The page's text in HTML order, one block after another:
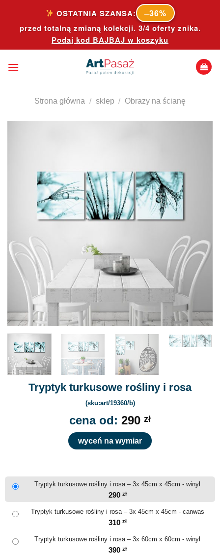
content
OSTATNIA SZANSA: –36%
przed totalną zmianą kolekcji. 3/4 oferty znika.
Podaj kod BAJBAJ w koszyku
Strona główna / sklep / Obrazy na ścianę
Tryptyk turkusowe rośliny i rosa
(sku:art/19360/b)
cena od: 290 zł
wyceń na wymiar
Tryptyk turkusowe rośliny i rosa – 3x 45cm x 45cm - winyl
290 zł
Tryptyk turkusowe rośliny i rosa – 3x 45cm x 45cm - canwas
310 zł
Tryptyk turkusowe rośliny i rosa – 3x 60cm x 60cm - winyl
390 zł